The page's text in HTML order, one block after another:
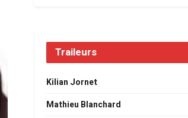
Traileurs
Kilian Jornet
Mathieu Blanchard